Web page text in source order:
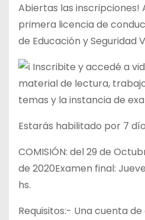
Abiertas las inscripciones!
primera licencia de
de Educación y Seguridad
Inscribite y accedé a
material de lectura,
temas y la instancia de
Estarás habilitado por 7
COMISIÓN: del 29 de
de 2020Examen final:
hs.
Requisitos:- Una cuenta